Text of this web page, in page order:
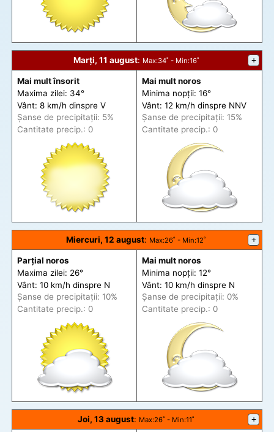
Marți, 11 august: Max:34˚ - Min:16˚ +
Mai mult însorit
Maxima zilei: 34°
Vânt: 8 km/h dinspre V
Șanse de precipitații: 5%
Cantitate precip.: 0
Mai mult noros
Minima nopții: 16°
Vânt: 12 km/h dinspre NNV
Șanse de precipitații: 15%
Cantitate precip.: 0
Miercuri, 12 august: Max:26˚ - Min:12˚ +
Parțial noros
Maxima zilei: 26°
Vânt: 10 km/h dinspre N
Șanse de precipitații: 10%
Cantitate precip.: 0
Mai mult noros
Minima nopții: 12°
Vânt: 10 km/h dinspre N
Șanse de precipitații: 0%
Cantitate precip.: 0
Joi, 13 august: Max:26˚ - Min:11˚ +